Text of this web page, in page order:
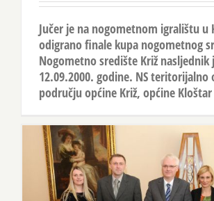
Jučer je na nogometnom igralištu u
odigrano finale kupa nogometnog
Nogometno središte Križ nasljednik
12.09.2000. godine. NS teritorijalno
području općine Križ, općine Kloštar